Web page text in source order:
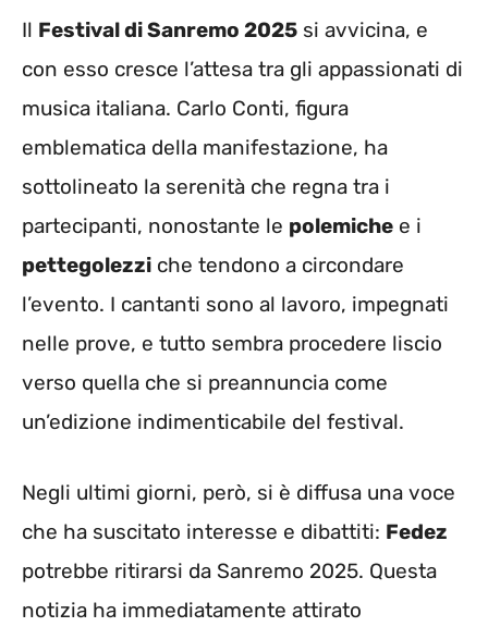
Il Festival di Sanremo 2025 si avvicina, e
con esso cresce l’attesa tra gli appassionati di
musica italiana. Carlo Conti, figura
emblematica della manifestazione, ha
sottolineato la serenità che regna tra i
partecipanti, nonostante le polemiche e i
pettegolezzi che tendono a circondare
l’evento. I cantanti sono al lavoro, impegnati
nelle prove, e tutto sembra procedere liscio
verso quella che si preannuncia come
un’edizione indimenticabile del festival.
Negli ultimi giorni, però, si è diffusa una voce
che ha suscitato interesse e dibattiti: Fedez
potrebbe ritirarsi da Sanremo 2025. Questa
notizia ha immediatamente attirato